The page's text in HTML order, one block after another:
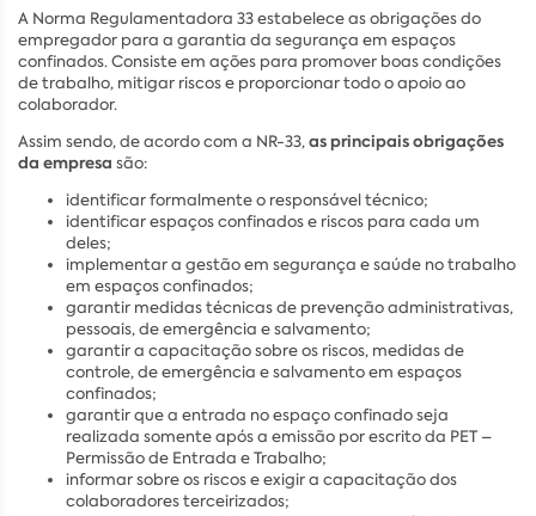
A Norma Regulamentadora 33 estabelece as obrigações do
empregador para a garantia da segurança em espaços
confinados. Consiste em ações para promover boas condições
de trabalho, mitigar riscos e proporcionar todo o apoio ao
colaborador.
Assim sendo, de acordo com a NR-33,as principais obrigações
da empresa são:
identificar formalmente o responsável técnico;
identificar espaços confinados e riscos para cada um
deles;
implementar a gestão em segurança e saúde no trabalho
em espaços confinados;
garantir medidas técnicas de prevenção administrativas,
pessoais, de emergência e salvamento;
garantir a capacitação sobre os riscos, medidas de
controle, de emergência e salvamento em espaços
confinados;
garantir que a entrada no espaço confinado seja
realizada somente após a emissão por escrito da PET –
Permissão de Entrada e Trabalho;
informar sobre os riscos e exigir a capacitação dos
colaboradores terceirizados;